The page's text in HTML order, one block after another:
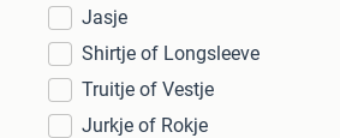
Jasje
Shirtje of Longsleeve
Truitje of Vestje
Jurkje of Rokje